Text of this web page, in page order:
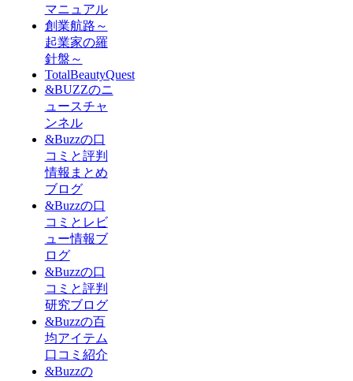
マニュアル
創業航路～
起業家の羅
針盤～
TotalBeautyQuest
&BUZZのニ
ュースチャ
ンネル
&Buzzの口
コミと評判
情報まとめ
ブログ
&Buzzの口
コミとレビ
ュー情報ブ
ログ
&Buzzの口
コミと評判
研究ブログ
&Buzzの百
均アイテム
口コミ紹介
&Buzzの